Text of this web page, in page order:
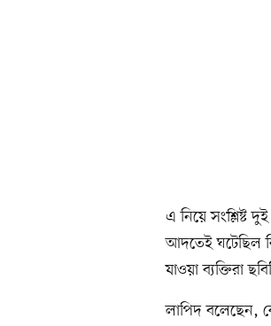
এ নিয়ে সংশ্লিষ্ট
আদতেই ঘটেছিল
যাওয়া ব্যক্তিরা
লাপিদ বলেছেন,